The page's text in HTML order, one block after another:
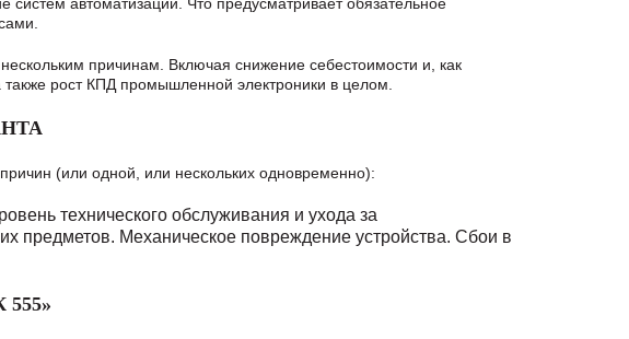
причинам. Включая снижение себестоимости и, как
рост КПД промышленной электроники в целом.
(или одной, или нескольких одновременно):
технического обслуживания и ухода за
предметов. Механическое повреждение устройства. Сбои в